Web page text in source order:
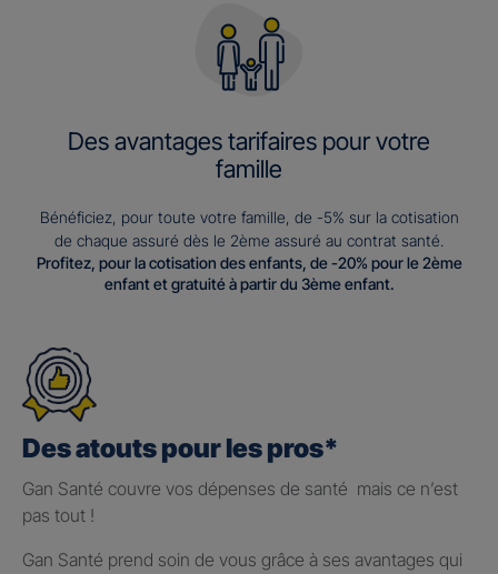
Des avantages tarifaires pour votre
famille
Bénéficiez, pour toute votre famille, de -5% sur la cotisation
de chaque assuré dès le 2ème assuré au contrat santé.
Profitez, pour la cotisation des enfants, de -20% pour le 2ème
enfant et gratuité à partir du 3ème enfant.
Des atouts pour les pros*
Gan Santé couvre vos dépenses de santé mais ce n’est
pas tout !
Gan Santé prend soin de vous grâce à ses avantages qui